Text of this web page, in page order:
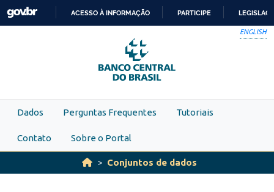
Skip to main content
PARA
O
CONTEÚDO
ACESSO À INFORMAÇÃO PARTICIPE
ENGLISH
Dados Perguntas Frequentes Tutoriais
Contato Sobre o Portal
Conjuntos de dados